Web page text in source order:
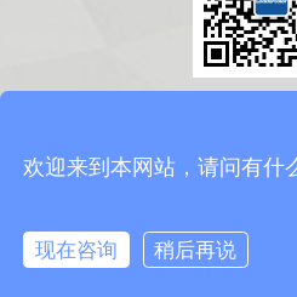
Copyright © 2010-
粤ICP备
欢迎来到本网站，请问有什
现在咨询
稍后再说
在线咨